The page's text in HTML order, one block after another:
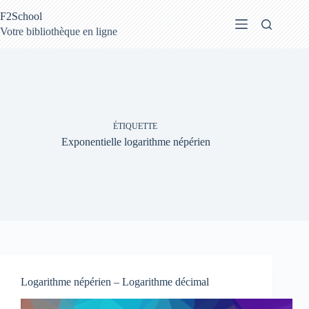
au
contenu
F2School
Votre bibliothèque en ligne
ÉTIQUETTE
Exponentielle logarithme népérien
Logarithme népérien – Logarithme décimal